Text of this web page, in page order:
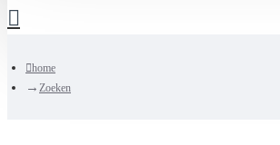
home
Zoeken